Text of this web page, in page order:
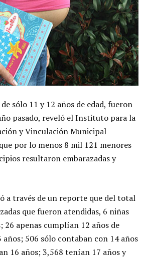
sólo 11 y 12 años de edad, fueron
pasado, reveló el Instituto para la
y Vinculación Municipal
por lo menos 8 mil 121 menores
resultaron embarazadas y
a través de un reporte que del total
que fueron atendidas, 6 niñas
26 apenas cumplían 12 años de
506 sólo contaban con 14 años
16 años; 3,568 tenían 17 años y